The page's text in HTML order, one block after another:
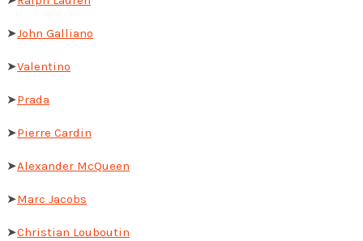
➤John Galliano
➤Valentino
➤Prada
➤Pierre Cardin
➤Alexander McQueen
➤Marc Jacobs
➤Christian Louboutin